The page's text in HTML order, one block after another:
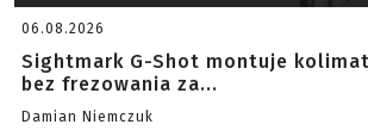
06.08.2026
Sightmark G-Shot montuje
bez frezowania za...
Damian Niemczuk